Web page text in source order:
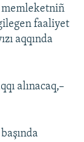
memleketniñ
faaliyet
aqqında
alınacaq,–